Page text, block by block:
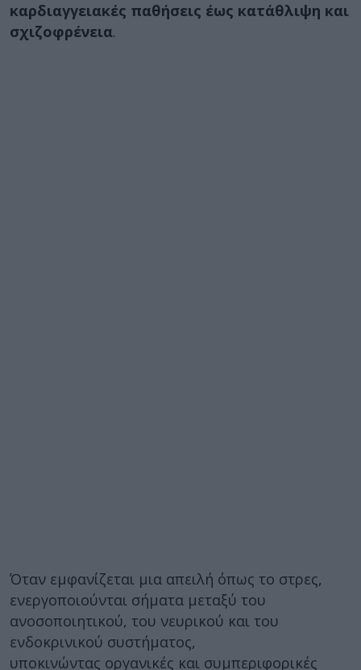
καρδιαγγειακές παθήσεις έως κατάθλιψη και
σχιζοφρένεια.
Όταν εμφανίζεται μια απειλή όπως το στρες,
ενεργοποιούνται σήματα μεταξύ του
ανοσοποιητικού, του νευρικού και του
ενδοκρινικού συστήματος,
υποκινώντας οργανικές και συμπεριφορικές